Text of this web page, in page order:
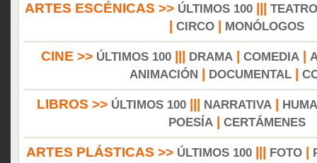
ARTES ESCÉNICAS >> ÚLTIMOS 100||| TEATRO
CIRCO MONÓLOGOS
CINE >> ÚLTIMOS 100 DRAMA COMEDIA
ANIMACIÓN
DOCUMENTAL|
LIBROS >> ÚLTIMOS 100 NARRATIVA
POESÍA| CERTÁMENES
ARTES PLÁSTICAS >> ÚLTIMOS 100 FOTO